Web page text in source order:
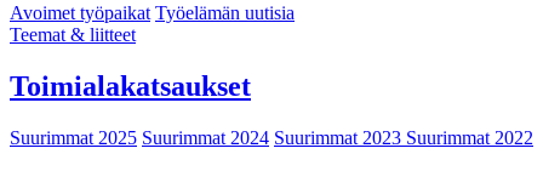
Avoimet työpaikat Työelämän uutisia
Teemat & liitteet
Toimialakatsaukset
Suurimmat 2025 Suurimmat 2024 Suurimmat 2023 Suurimmat 2022